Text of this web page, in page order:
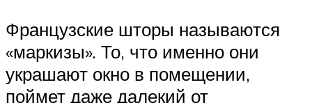
Французские шторы называются
«маркизы». То, что именно они
украшают окно в помещении,
поймет даже далекий от